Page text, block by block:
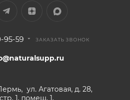
95-59 ЗАКАЗАТЬ ЗВОНОК
ул. Агатовая, д. 28,
стр. 1, помещ. 1.